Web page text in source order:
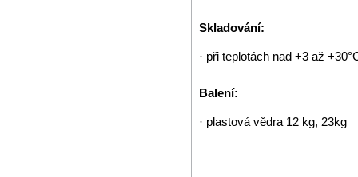
Skladování:
· při teplotách nad +3 až
Balení:
· plastová vědra 12 kg, 23kg